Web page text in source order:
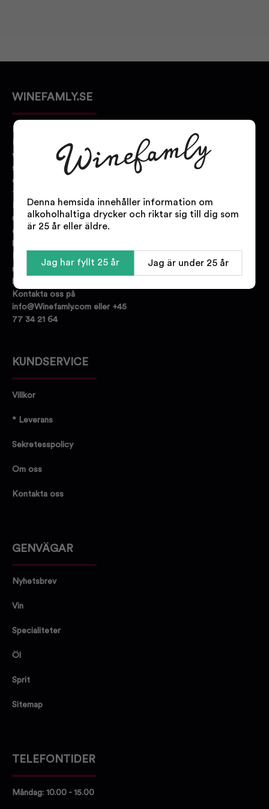
WINEFAMLY.SE
Danmarks största online
vinbutik. Vi har
specialistutbildad personal med
olika expertisområden inom alla
typer av dryck.
Hos oss hittar du ett stort
urval av vin, sprit, öl och
delikatesser från alla världens
Kontakta oss gärna om du har
några frågor eller om du inte
hittar den dryck du letar efter.
Kontakta oss på
info@Winefamly.com eller +45
77 34 21 64
KUNDSERVICE
Villkor
* Leverans
Sekretesspolicy
Om oss
Kontakta oss
GENVÄGAR
Nyhetsbrev
Vin
Specialiteter
Öl
Sprit
Sitemap
TELEFONTIDER
Måndag: 10.00 - 15.00
Denna hemsida innehåller information om
alkoholhaltiga drycker och riktar sig till dig som
är 25 år eller äldre.
Jag har fyllt 25 år Jag är under 25 år